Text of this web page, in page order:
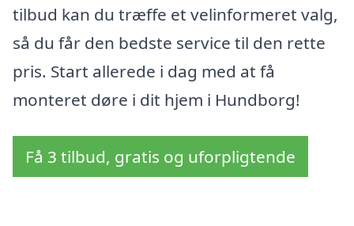
tilbud kan du træffe et velinformeret valg,
så du får den bedste service til den rette
pris. Start allerede i dag med at få
monteret døre i dit hjem i Hundborg!
Få 3 tilbud, gratis og uforpligtende